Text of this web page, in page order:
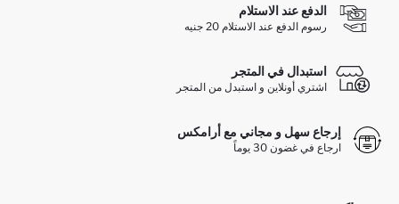
الدفع عند الاستلام
رسوم الدفع عند الاستلام 20 جنيه
استبدال في المتجر
اشتري أونلاين و استبدل من المتجر
إرجاع سهل و مجاني مع أرامكس
ارجاع في غضون 30 يوماً